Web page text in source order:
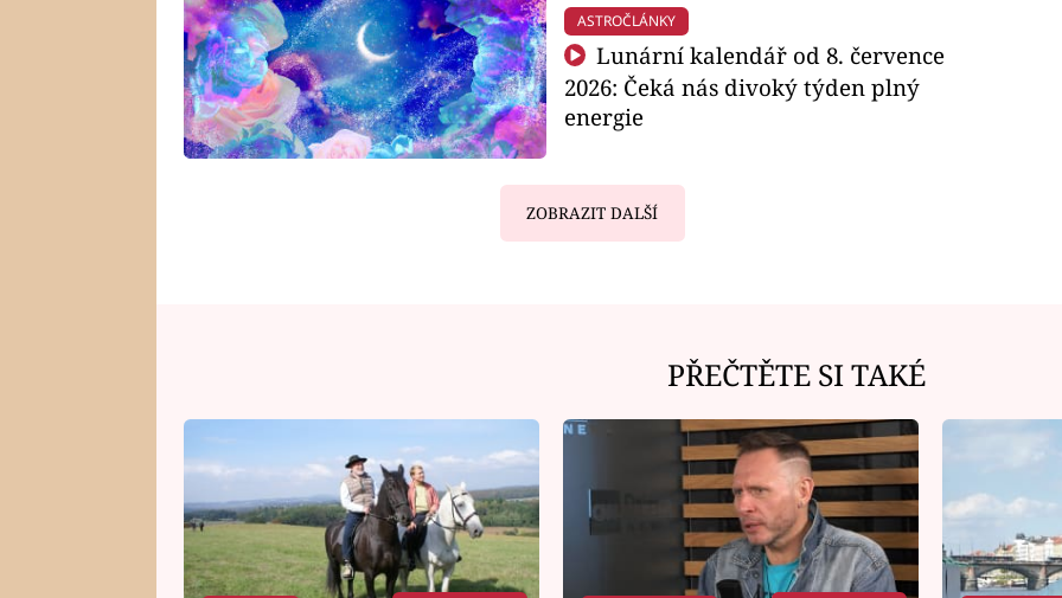
ASTROČLÁNKY
Lunární kalendář od 8. července
2026: Čeká nás divoký týden plný
energie
ZOBRAZIT DALŠÍ
PŘEČTĚTE SI TAKÉ